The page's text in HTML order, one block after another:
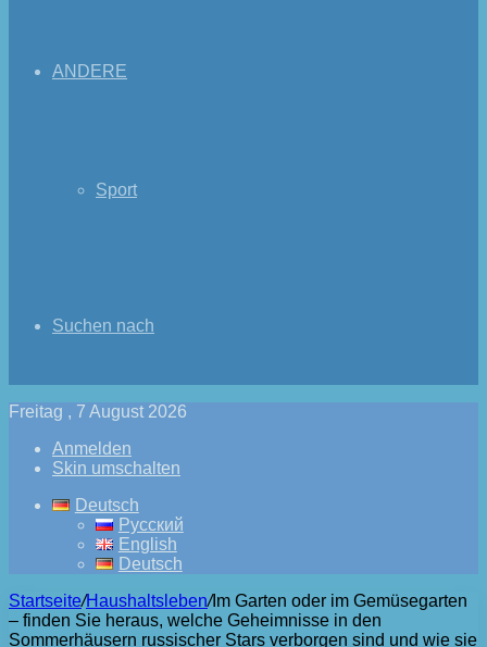
ANDERE
Sport
Suchen nach
Freitag , 7 August 2026
Anmelden
Skin umschalten
Deutsch
Русский
English
Deutsch
Startseite/Haushaltsleben/Im Garten oder im Gemüsegarten
– finden Sie heraus, welche Geheimnisse in den
Sommerhäusern russischer Stars verborgen sind und wie sie